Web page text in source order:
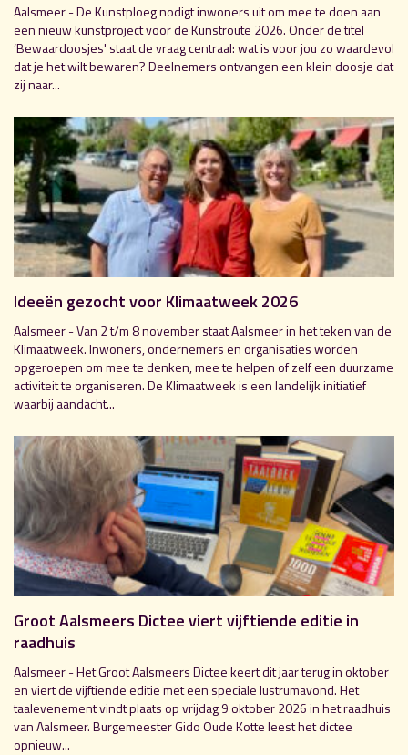
Aalsmeer - De Kunstploeg nodigt inwoners uit om mee te doen aan
een nieuw kunstproject voor de Kunstroute 2026. Onder de titel
‘Bewaardoosjes' staat de vraag centraal: wat is voor jou zo waardevol
dat je het wilt bewaren? Deelnemers ontvangen een klein doosje dat
zij naar...
Ideeën gezocht voor Klimaatweek 2026
Aalsmeer - Van 2 t/m 8 november staat Aalsmeer in het teken van de
Klimaatweek. Inwoners, ondernemers en organisaties worden
opgeroepen om mee te denken, mee te helpen of zelf een duurzame
activiteit te organiseren. De Klimaatweek is een landelijk initiatief
waarbij aandacht...
Groot Aalsmeers Dictee viert vijftiende editie in
raadhuis
Aalsmeer - Het Groot Aalsmeers Dictee keert dit jaar terug in oktober
en viert de vijftiende editie met een speciale lustrumavond. Het
taalevenement vindt plaats op vrijdag 9 oktober 2026 in het raadhuis
van Aalsmeer. Burgemeester Gido Oude Kotte leest het dictee
opnieuw...